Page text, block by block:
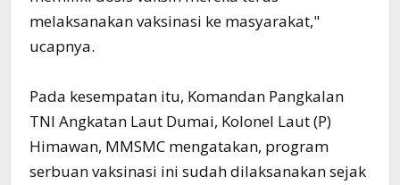
melaksanakan vaksinasi ke masyarakat,"
ucapnya.
Pada kesempatan itu, Komandan Pangkalan
TNI Angkatan Laut Dumai, Kolonel Laut (P)
Himawan, MMSMC mengatakan, program
serbuan vaksinasi ini sudah dilaksanakan sejak